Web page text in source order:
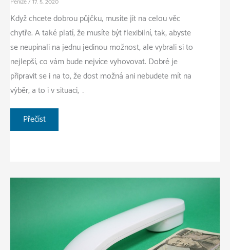
Peníze/17. 5. 2020
Když chcete dobrou půjčku, musíte jít na celou věc
chytře. A také platí, že musíte být flexibilní, tak, abyste
se neupínali na jednu jedinou možnost, ale vybrali si to
nejlepší, co vám bude nejvíce vyhovovat. Dobré je
připravit se i na to, že dost možná ani nebudete mít na
výběr, a to i v situaci, …
Dobrá
nabídka
od
Přečíst